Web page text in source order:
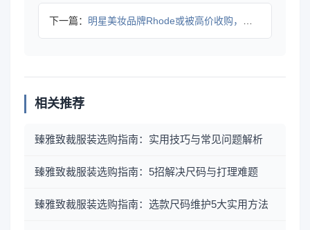
下一篇： 明星美妆品牌Rhode或被高价收购，估值超10亿
相关推荐
臻雅致裁服装选购指南：实用技巧与常见问题解析
臻雅致裁服装选购指南：5招解决尺码与打理难题
臻雅致裁服装选购指南：选款尺码维护5大实用方法